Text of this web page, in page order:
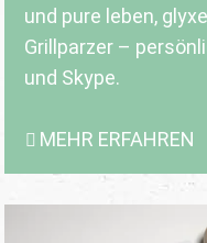
und pure leben,
Grillparzer –
und Skype.
MEHR ERFAHREN